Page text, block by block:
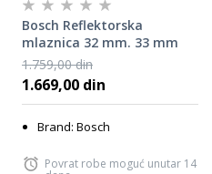
Bosch Reflektorska
mlaznica 32 mm. 33 mm
1609390453
1.759,00 din
1.669,00 din
Brand: Bosch
Povrat robe moguć unutar 14